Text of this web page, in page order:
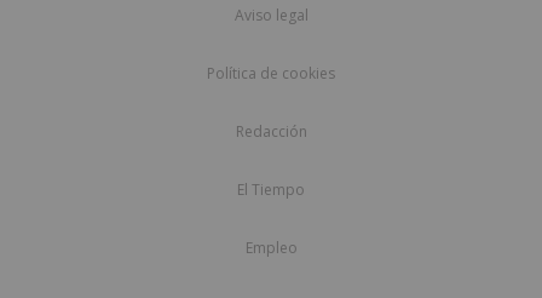
Aviso legal
Política de cookies
Redacción
El Tiempo
Empleo